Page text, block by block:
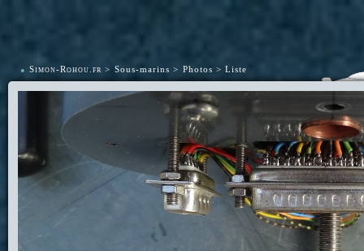
• Simon-Rohou.fr Sous-marins Photos Liste